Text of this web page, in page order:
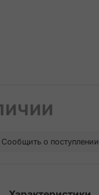
Сообщить о поступлении